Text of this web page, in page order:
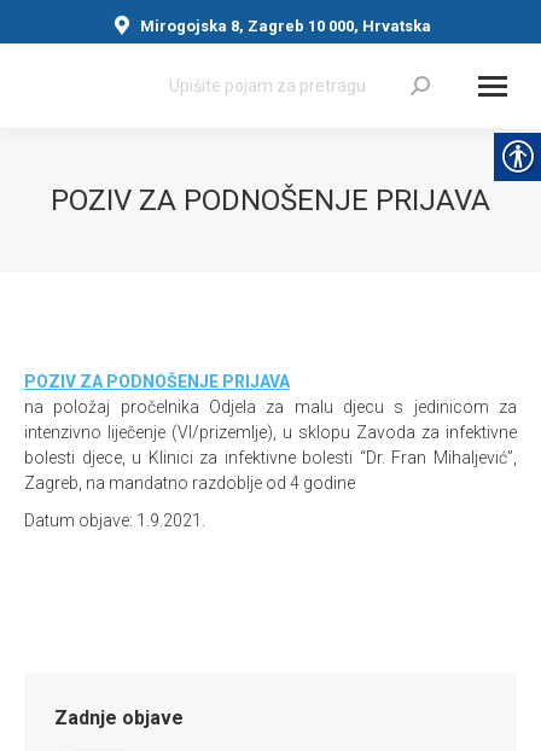
Mirogojska 8, Zagreb 10 000, Hrvatska
Search:
POZIV ZA PODNOŠENJE PRIJAVA
POZIV ZA PODNOŠENJE PRIJAVA
na položaj pročelnika Odjela za malu djecu s jedinicom za
intenzivno liječenje (VI/prizemlje), u sklopu Zavoda za infektivne
bolesti djece, u Klinici za infektivne bolesti “Dr. Fran Mihaljević”,
Zagreb, na mandatno razdoblje od 4 godine
Datum objave: 1.9.2021.
Zadnje objave